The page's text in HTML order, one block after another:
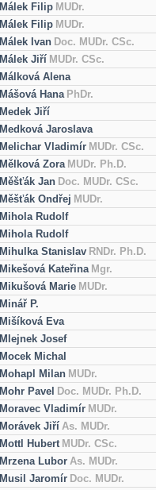
Málek Filip MUDr.
Málek Filip MUDr.
Málek Ivan Doc. MUDr. CSc.
Málek Jiří MUDr. CSc.
Málková Alena
Mášová Hana PhDr.
Medek Jiří
Medková Jaroslava
Melichar Vladimír MUDr. CSc.
Mělková Zora MUDr. Ph.D.
Měšťák Jan Doc. MUDr. CSc.
Měšťák Ondřej MUDr.
Mihola Rudolf
Mihola Rudolf
Mihulka Stanislav RNDr. Ph.D.
Mikešová Kateřina Mgr.
Mikušová Marie MUDr.
Minář P.
Mišíková Eva
Mlejnek Josef
Mocek Michal
Mohapl Milan MUDr.
Mohr Pavel
Doc. MUDr. Ph.D.
Moravec Vladimír MUDr.
Morávek Jiří As. MUDr.
Mottl Hubert MUDr. CSc.
Mrzena Lubor As. MUDr.
Musil Jaromír Doc. MUDr.